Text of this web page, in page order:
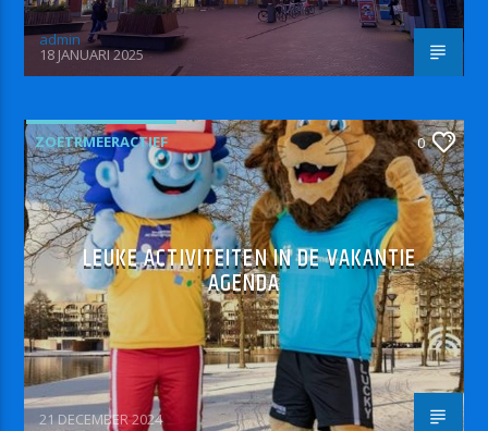
admin
18 JANUARI 2025
ZOETRMEERACTIEF 0
LEUKE ACTIVITEITEN IN DE VAKANTIE
AGENDA
21 DECEMBER 2024